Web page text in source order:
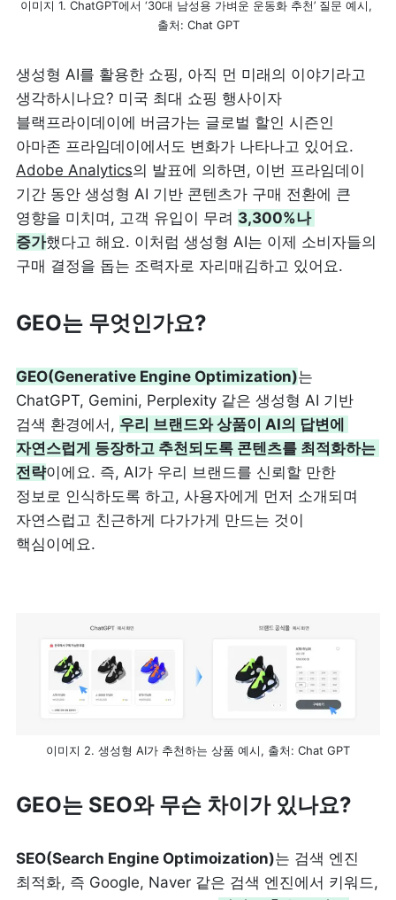
이미지 1. ChatGPT에서 ‘30대 남성용 가벼운 운동화 추천’ 질문 예시,
출처: Chat GPT
생성형 AI를 활용한 쇼핑, 아직 먼 미래의 이야기라고
생각하시나요? 미국 최대 쇼핑 행사이자
블랙프라이데이에 버금가는 글로벌 할인 시즌인
Adobe Analytics의 발표에 의하면, 이번 프라임데이
기간 동안 생성형 AI 기반 콘텐츠가 구매 전환에 큰
영향을 미치며, 고객 유입이 무려 3,300%나
증가했다고 해요. 이처럼 생성형 AI는 이제 소비자들의
구매 결정을 돕는 조력자로 자리매김하고 있어요.
GEO는 무엇인가요?
GEO(Generative Engine Optimization)는
ChatGPT, Gemini, Perplexity 같은 생성형 AI 기반
검색 환경에서, 우리 브랜드와 상품이 AI의 답변에
자연스럽게 등장하고 추천되도록 콘텐츠를 최적화하는
전략이에요. 즉, AI가 우리 브랜드를 신뢰할 만한
정보로 인식하도록 하고, 사용자에게 먼저 소개되며
자연스럽고 친근하게 다가가게 만드는 것이
핵심이에요.
이미지 2. 생성형 AI가 추천하는 상품 예시, 출처: Chat GPT
GEO는 SEO와 무슨 차이가 있나요?
SEO(Search Engine Optimoization)는 검색 엔진
최적화, 즉 Google, Naver 같은 검색 엔진에서 키워드,